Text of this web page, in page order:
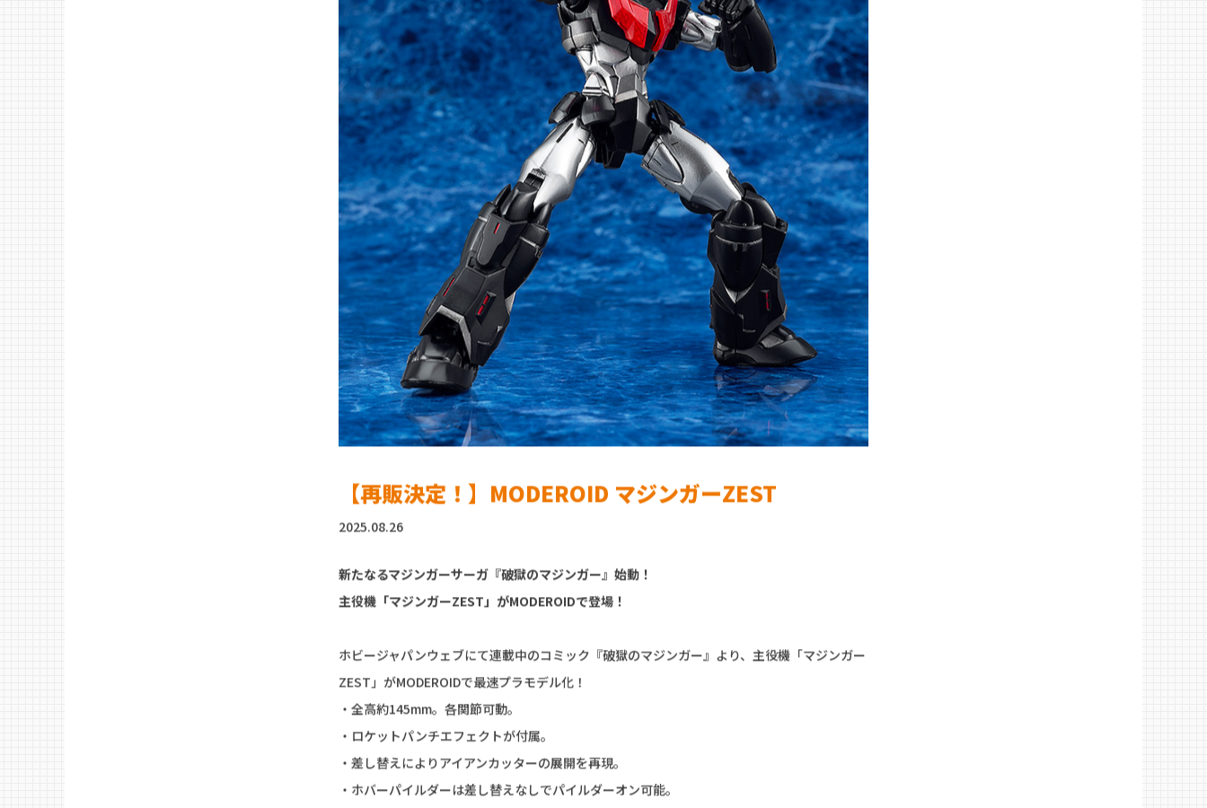
【再販決定！】MODEROID マジンガーZEST
新たなるマジンガーサーガ『破獄のマジンガー』始動！
主役機「マジンガーZEST」がMODEROIDで登場！